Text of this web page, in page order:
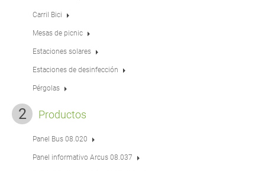
desinfección
estonio
Carril Bici
Mesas de picnic
Estaciones solares
Estaciones de desinfección
Pérgolas
Productos
Panel Bus 08.020
Panel informativo Arcus 08.037